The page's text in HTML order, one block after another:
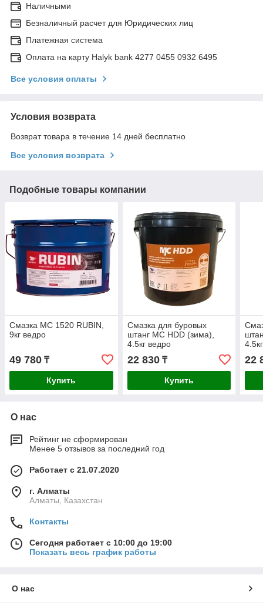
Наличными
Безналичный расчет для Юридических лиц
Платежная система
Оплата на карту Halyk bank 4277 0455 0932 6495
Все условия оплаты
Условия возврата
Возврат товара в течение 14 дней бесплатно
Все условия возврата
Подобные товары компании
Смазка МС 1520 RUBIN,
9кг ведро
49 780 ₸
Купить
Смазка для буровых
штанг МС HDD (зима),
4.5кг ведро
22 830₸
Купить
22
О нас
Рейтинг не сформирован
Менее 5 отзывов за последний год
Работает с 21.07.2020
г. Алматы
Алматы, Казахстан
Контакты
Сегодня работает с 10:00 до 19:00
Показать весь график работы
О нас